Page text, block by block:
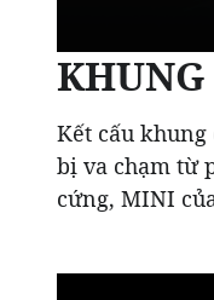
Kết cấu khung
bị va chạm từ
cứng, MINI